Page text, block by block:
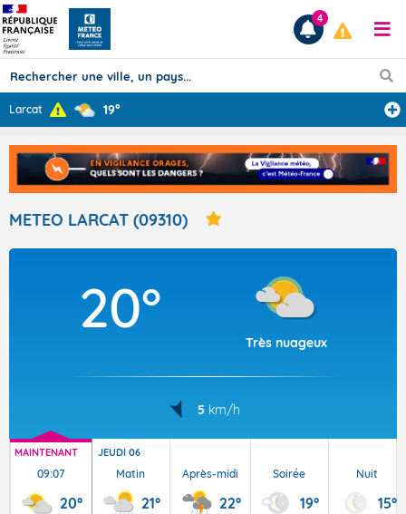
Prévisions
TOUS LES RÉSULTATS
Articles
4
Larcat 19°
METEO LARCAT (09310)
20°
Très nuageux
5 km/h
MAINTENANT
09:07
20°
JEUDI 06
Matin
21°
Après-midi
22°
Soirée
19°
Nuit
15°